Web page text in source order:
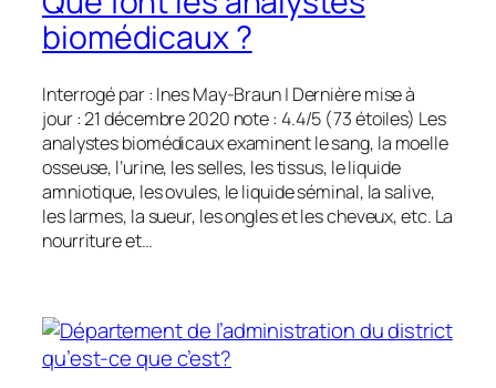
biomédicaux ?
Interrogé par : Ines May-Braun | Dernière mise à
jour : 21 décembre 2020 note : 4.4/5 (73 étoiles) Les
analystes biomédicaux examinent le sang, la moelle
osseuse, l’urine, les selles, les tissus, le liquide
amniotique, les ovules, le liquide séminal, la salive,
les larmes, la sueur, les ongles et les cheveux, etc. La
nourriture et…